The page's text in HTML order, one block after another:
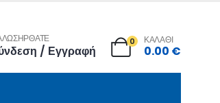
/ Εγγραφή
0 ΚΑΛΑΘΙ
0.00 €